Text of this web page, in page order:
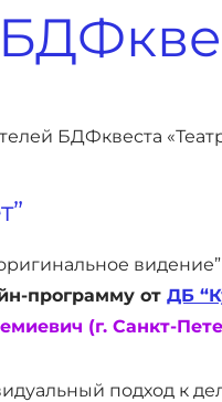
БДФквеста
видение”
программу от ДБ
(г. Санкт-
подход к